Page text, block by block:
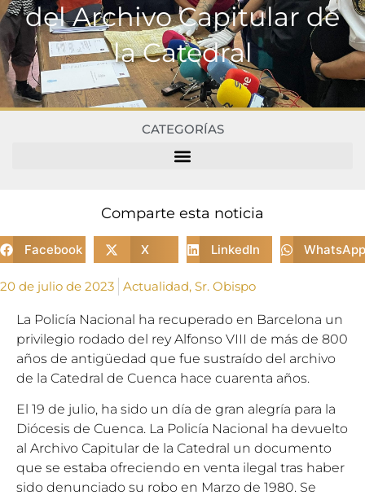
del Archivo Capitular de
la Catedral
CATEGORÍAS
Comparte esta noticia
Facebook X LinkedIn WhatsApp
20 de julio de 2023 Actualidad, Sr. Obispo
La Policía Nacional ha recuperado en Barcelona un
privilegio rodado del rey Alfonso VIII de más de 800
años de antigüedad que fue sustraído del archivo
de la Catedral de Cuenca hace cuarenta años.
El 19 de julio, ha sido un día de gran alegría para la
Diócesis de Cuenca. La Policía Nacional ha devuelto
al Archivo Capitular de la Catedral un documento
que se estaba ofreciendo en venta ilegal tras haber
sido denunciado su robo en Marzo de 1980. Se